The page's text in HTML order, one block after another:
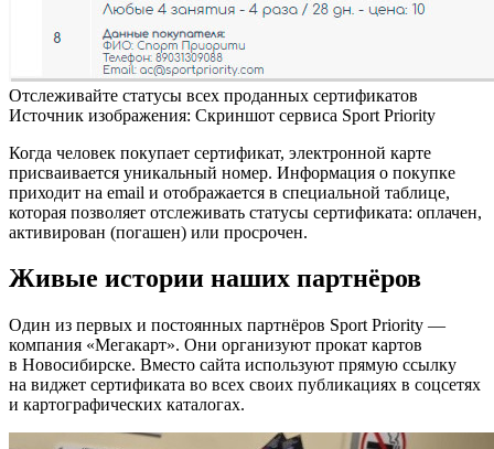
Отслеживайте статусы всех проданных сертификатов
Источник изображения: Скриншот сервиса Sport Priority
Когда человек покупает сертификат, электронной карте
присваивается уникальный номер. Информация о покупке
приходит на email и отображается в специальной таблице,
которая позволяет отслеживать статусы сертификата: оплачен,
активирован (погашен) или просрочен.
Живые истории наших партнёров
Один из первых и постоянных партнёров Sport Priority —
компания «Мегакарт». Они организуют прокат картов
в Новосибирске. Вместо сайта используют прямую ссылку
на виджет сертификата во всех своих публикациях в соцсетях
и картографических каталогах.